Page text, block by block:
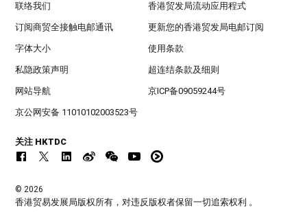
联络我们 香港贸发局流动应用程式
订阅商贸全接触电邮通讯 更新您的香港贸发局电邮订阅
字体大小 使用条款
私隐政策声明 超连结条款及细则
网站导航 京ICP备09059244号
京公网安备 11010102003523号
关注 HKTDC
© 2026
香港贸易发展局版权所有，对违反版权者保留一切追索权利 。